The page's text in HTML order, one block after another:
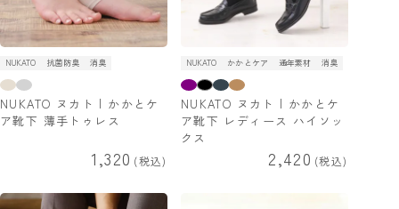
NUKATO 抗菌防臭 消臭
NUKATO ヌカト | かかとケ
ア靴下 薄手トゥレス
1,320 税込
NUKATO かかとケア 通年素材 消臭
NUKATO ヌカト | かかとケ
ア靴下 レディース ハイソッ
クス
2,420 税込